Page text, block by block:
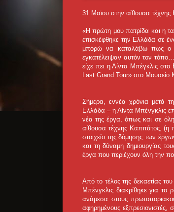
31 Μαϊου στην αίθουσα
«Η πρώτη μου πατρίδα και η
επισκέφθηκε την Ελλάδα σε
μπορώ να καταλάβω πως ο
εγκατέλειψαν αυτόν τον
είχε πει η Λίντα Μπέγκλις
Last Grand Tour» στο Μουσείο
Σήμερα, εννέα χρόνια μετά
Ελλάδα – η Λίντα Μπένγκλις
νέα της έργα, όπως και σε όλη
αίθουσα τέχνης Καππάτος, (η
στοιχείο της δόμησης των
και τη δύναμη δημιουργίας
έργα που περιέχουν όλη την
Από το τέλος της δεκαετίας
Μπένγκλις διακρίθηκε για το
ανάμεσα στους
αφηρημένους